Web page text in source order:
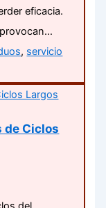
eficacia.
, servicio
de Ciclos